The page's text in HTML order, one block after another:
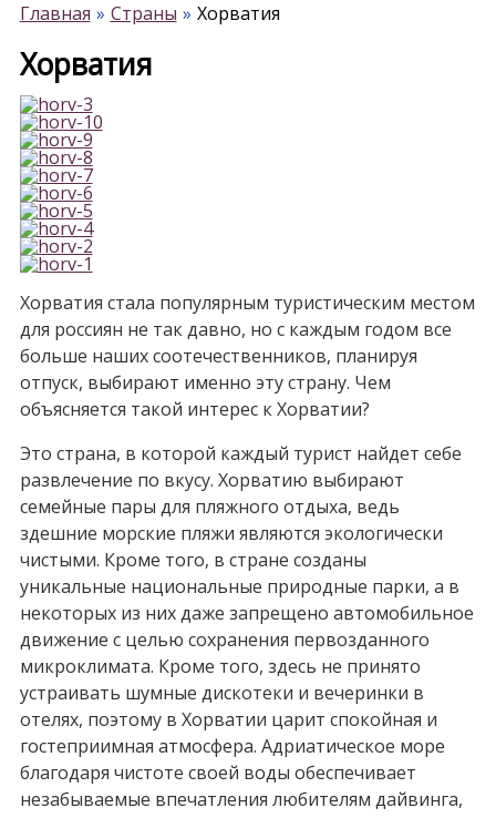
Главная Страны Хорватия
Хорватия
Хорватия стала популярным туристическим местом
для россиян не так давно, но с каждым годом все
больше наших соотечественников, планируя
отпуск, выбирают именно эту страну. Чем
объясняется такой интерес к Хорватии?
Это страна, в которой каждый турист найдет себе
развлечение по вкусу. Хорватию выбирают
семейные пары для пляжного отдыха, ведь
здешние морские пляжи являются экологически
чистыми. Кроме того, в стране созданы
уникальные национальные природные парки, а в
некоторых из них даже запрещено автомобильное
движение с целью сохранения первозданного
микроклимата. Кроме того, здесь не принято
устраивать шумные дискотеки и вечеринки в
отелях, поэтому в Хорватии царит спокойная и
гостеприимная атмосфера. Адриатическое море
благодаря чистоте своей воды обеспечивает
незабываемые впечатления любителям дайвинга,